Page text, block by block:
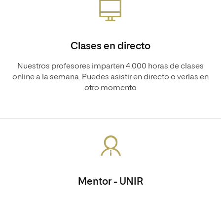
Clases en directo
Nuestros profesores imparten 4.000 horas de clases
online a la semana. Puedes asistir en directo o verlas en
otro momento
Mentor - UNIR